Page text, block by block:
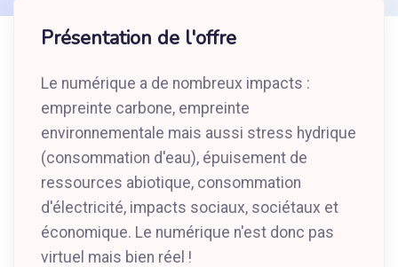
Présentation de l'offre
Le numérique a de nombreux impacts :
empreinte carbone, empreinte
environnementale mais aussi stress hydrique
(consommation d'eau), épuisement de
ressources abiotique, consommation
d'électricité, impacts sociaux, sociétaux et
économique. Le numérique n'est donc pas
virtuel mais bien réel !